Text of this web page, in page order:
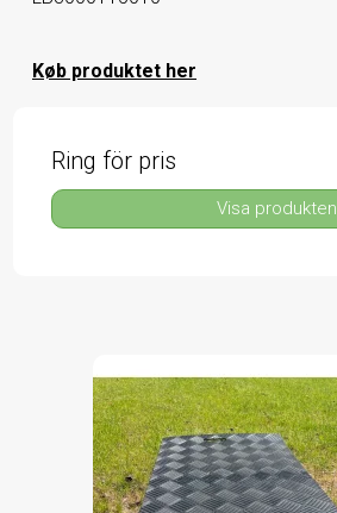
Køb produktet her
Ring för pris
Visa produkten